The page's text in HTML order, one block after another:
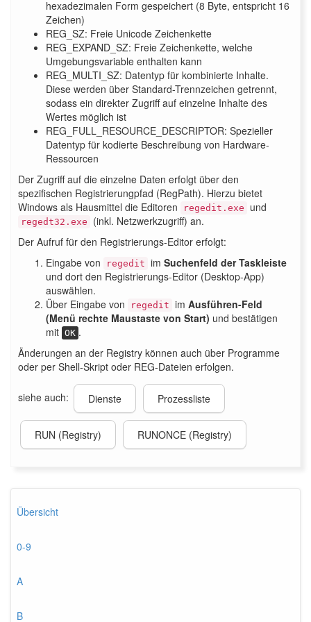
hexadezimalen Form gespeichert (8 Byte, entspricht 16
Zeichen)
REG_SZ: Freie Unicode Zeichenkette
REG_EXPAND_SZ: Freie Zeichenkette, welche
Umgebungsvariable enthalten kann
REG_MULTI_SZ: Datentyp für kombinierte Inhalte.
Diese werden über Standard-Trennzeichen getrennt,
sodass ein direkter Zugriff auf einzelne Inhalte des
Wertes möglich ist
REG_FULL_RESOURCE_DESCRIPTOR: Spezieller
Datentyp für kodierte Beschreibung von Hardware-
Ressourcen
Der Zugriff auf die einzelne Daten erfolgt über den
spezifischen Registrierungpfad (RegPath). Hierzu bietet
Windows als Hausmittel die Editoren
regedit.exe und
regedt32.exe
(inkl. Netzwerkzugriff) an.
Der Aufruf für den Registrierungs-Editor erfolgt:
Eingabe von
regedit im Suchenfeld der Taskleiste
und dort den Registrierungs-Editor (Desktop-App)
auswählen.
Über Eingabe von
regedit im Ausführen-Feld
(Menü rechte Maustaste von Start) und bestätigen
mit OK .
Änderungen an der Registry können auch über Programme
oder per Shell-Skript oder REG-Dateien erfolgen.
siehe auch: Dienste Prozessliste
RUN (Registry) RUNONCE (Registry)
Übersicht
0-9
A
B